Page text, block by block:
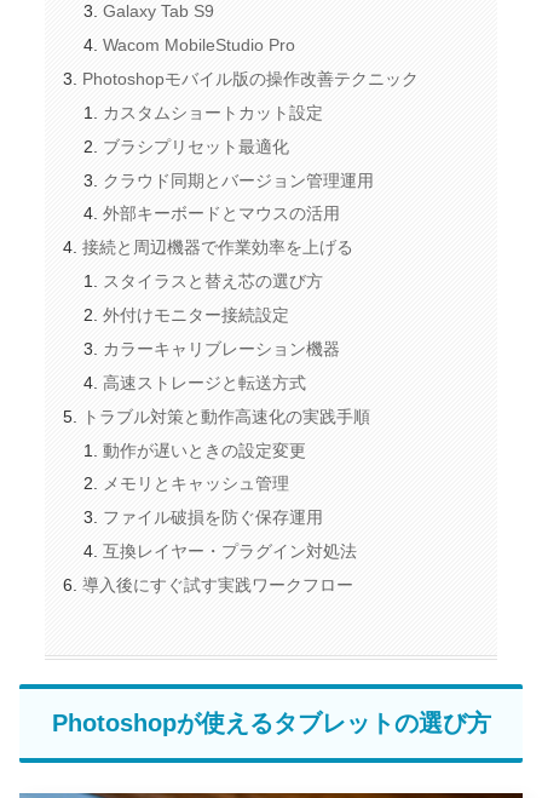
Galaxy Tab S9
Wacom MobileStudio Pro
Photoshopモバイル版の操作改善テクニック
カスタムショートカット設定
ブラシプリセット最適化
クラウド同期とバージョン管理運用
外部キーボードとマウスの活用
接続と周辺機器で作業効率を上げる
スタイラスと替え芯の選び方
外付けモニター接続設定
カラーキャリブレーション機器
高速ストレージと転送方式
トラブル対策と動作高速化の実践手順
動作が遅いときの設定変更
メモリとキャッシュ管理
ファイル破損を防ぐ保存運用
互換レイヤー・プラグイン対処法
導入後にすぐ試す実践ワークフロー
Photoshopが使えるタブレットの選び方